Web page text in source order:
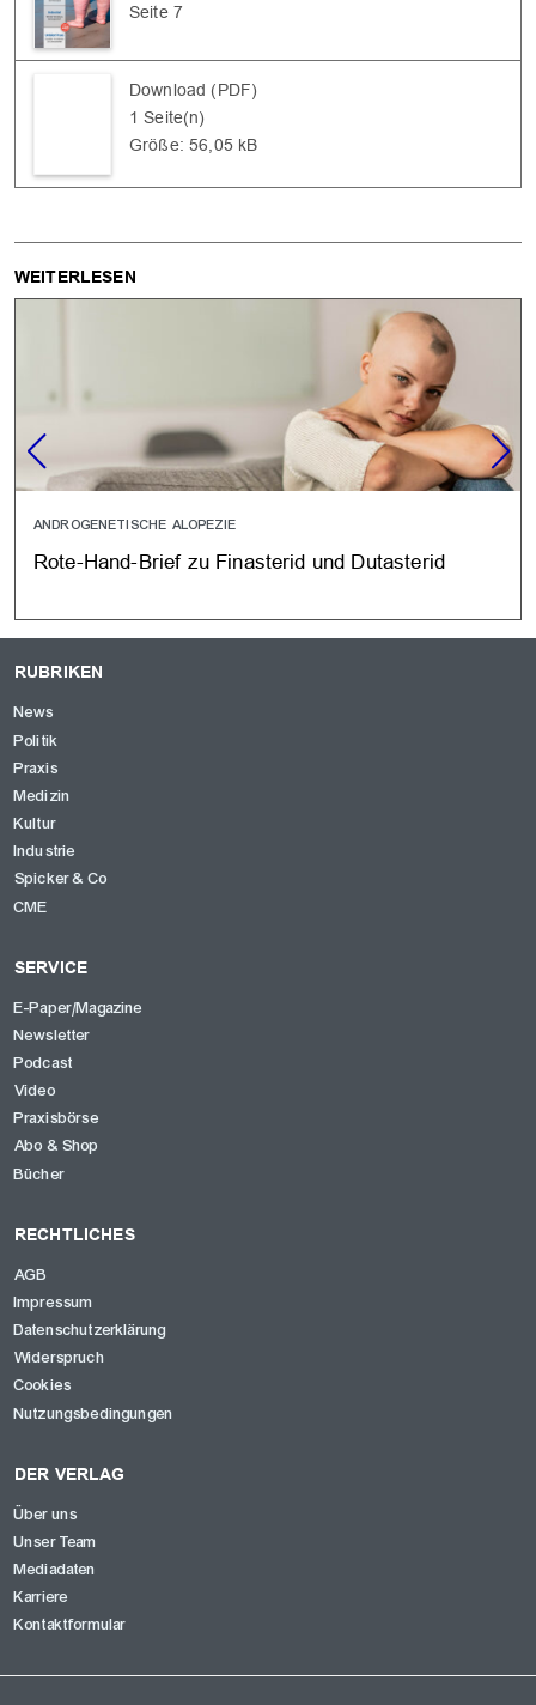
Seite 7
Download (PDF)
1 Seite(n)
Größe: 56,05 kB
WEITERLESEN
ANDROGENETISCHE ALOPEZIE
Rote-Hand-Brief zu Finasterid und Dutasterid
RUBRIKEN
News
Politik
Praxis
Medizin
Kultur
Industrie
Spicker & Co
CME
SERVICE
E-Paper/Magazine
Newsletter
Podcast
Video
Praxisbörse
Abo & Shop
Bücher
RECHTLICHES
AGB
Impressum
Datenschutzerklärung
Widerspruch
Cookies
Nutzungsbedingungen
DER VERLAG
Über uns
Unser Team
Mediadaten
Karriere
Kontaktformular